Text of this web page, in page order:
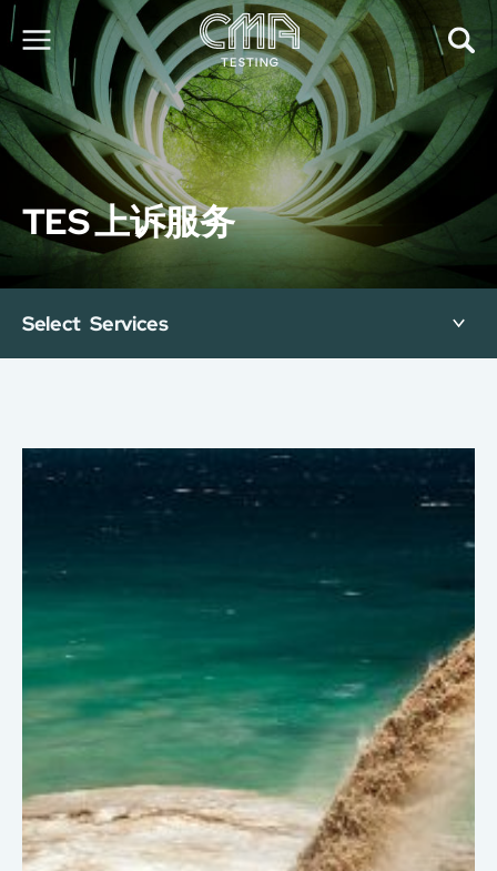
关于我们
我们的服务
最新消息
加入我们
环球支援
服务申请
工厂服务预约
TES 上诉服务
Select Services